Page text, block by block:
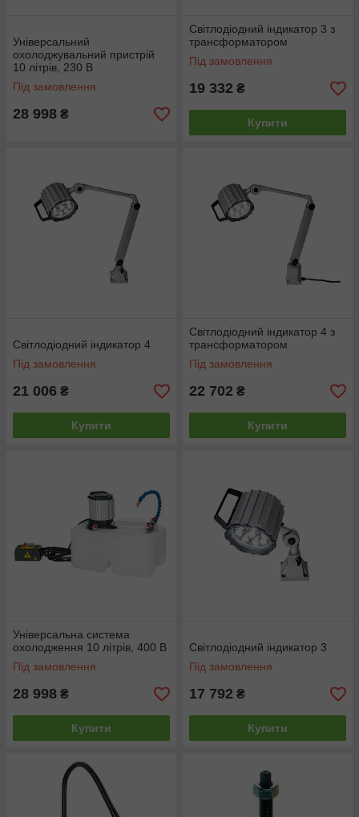
Універсальний
охолоджувальний пристрій
10 літрів, 230 В
Під замовлення
28 998 ₴
Світлодіодний індикатор 3 з
трансформатором
Під замовлення
19 332 ₴
Купити
Світлодіодний індикатор 4
Під замовлення
21 006 ₴
Купити
Світлодіодний індикатор 4 з
трансформатором
Під замовлення
22 702 ₴
Купити
Універсальна система
охолодження 10 літрів, 400 В
Під замовлення
28 998 ₴
Купити
Світлодіодний індикатор 3
Під замовлення
17 792 ₴
Купити